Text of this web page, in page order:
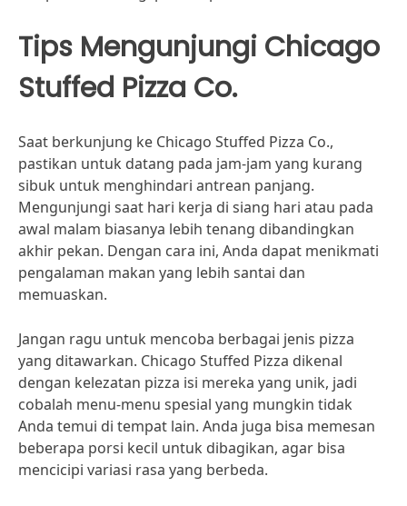
Tips Mengunjungi Chicago
Stuffed Pizza Co.
Saat berkunjung ke Chicago Stuffed Pizza Co.,
pastikan untuk datang pada jam-jam yang kurang
sibuk untuk menghindari antrean panjang.
Mengunjungi saat hari kerja di siang hari atau pada
awal malam biasanya lebih tenang dibandingkan
akhir pekan. Dengan cara ini, Anda dapat menikmati
pengalaman makan yang lebih santai dan
memuaskan.
Jangan ragu untuk mencoba berbagai jenis pizza
yang ditawarkan. Chicago Stuffed Pizza dikenal
dengan kelezatan pizza isi mereka yang unik, jadi
cobalah menu-menu spesial yang mungkin tidak
Anda temui di tempat lain. Anda juga bisa memesan
beberapa porsi kecil untuk dibagikan, agar bisa
mencicipi variasi rasa yang berbeda.